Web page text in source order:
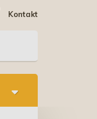
Kontakt